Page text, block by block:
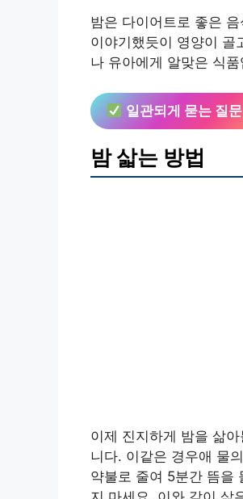
밤은 다이어트로 좋은
이야기했듯이 영양이 골
나 유아에게 알맞은 식품
일관되게 묻는 질문
밤 삷는 방법
이제 진지하게 밤을 삶
니다. 이같은 경우애 물
약불로 줄여 5분간 뜸을